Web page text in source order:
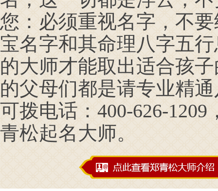
您：必须重视名字，不
宝名字和其命理八字五
的大师才能取出适合孩
的父母们都是请专业精
可拨电话：400-626-1209
青松起名大师。